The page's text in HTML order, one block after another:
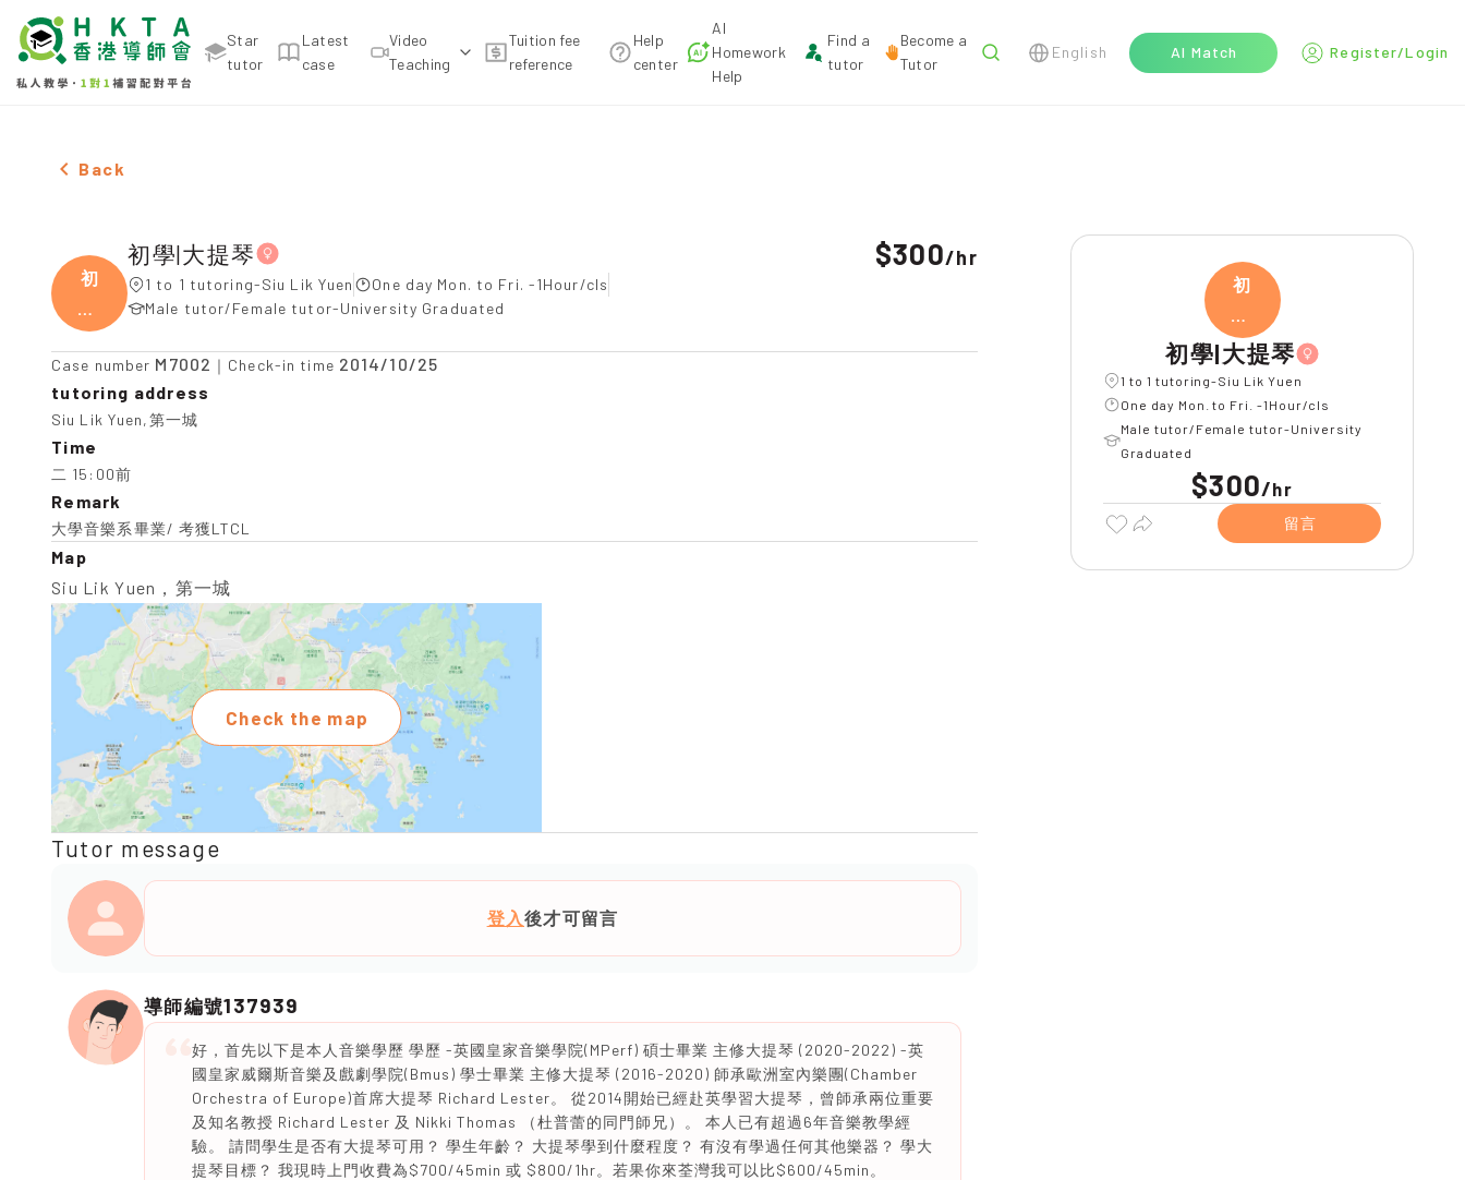
Star
tutor
Latest
case
Video
Teaching
Tuition fee
reference
Help
center
AI
Homework
Help
Find a
tutor
Become a
Tutor
English AI Match Register/Login
Female 初學|大提琴，Siu Lik Yuen Tuition recommendation
Back
初
大提
初學|大提琴
1 to 1 tutoring-Siu Lik Yuen
One day Mon. to Fri. -1Hour/cls
Male tutor/Female tutor-University Graduated
$300/hr
Case number M7002 ｜Check-in time 2014/10/25
tutoring address
Siu Lik Yuen,第一城
Time
二 15:00前
Remark
大學音樂系畢業/ 考獲LTCL
Map
Siu Lik Yuen，第一城
Check the map
Tutor message
登入後才可留言
導師編號137939
好，首先以下是本人音樂學歷 學歷 -英國皇家音樂學院(MPerf) 碩士畢業 主修大提琴 (2020-2022) -英
國皇家威爾斯音樂及戲劇學院(Bmus) 學士畢業 主修大提琴 (2016-2020) 師承歐洲室內樂團(Chamber
Orchestra of Europe)首席大提琴 Richard Lester。 從2014開始已經赴英學習大提琴，曾師承兩位重要
及知名教授 Richard Lester 及 Nikki Thomas （杜普蕾的同門師兄）。 本人已有超過6年音樂教學經
驗。 請問學生是否有大提琴可用？ 學生年齡？ 大提琴學到什麼程度？ 有沒有學過任何其他樂器？ 學大
提琴目標？ 我現時上門收費為$700/45min 或 $800/1hr。若果你來荃灣我可以比$600/45min。
初
學|
大提
初學|大提琴
1 to 1 tutoring-Siu Lik Yuen
One day Mon. to Fri. -1Hour/cls
Male tutor/Female tutor-University
Graduated
$300/hr
留言